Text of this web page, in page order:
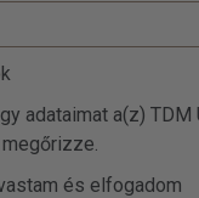
adataimat a(z) TDM
és elfogadom